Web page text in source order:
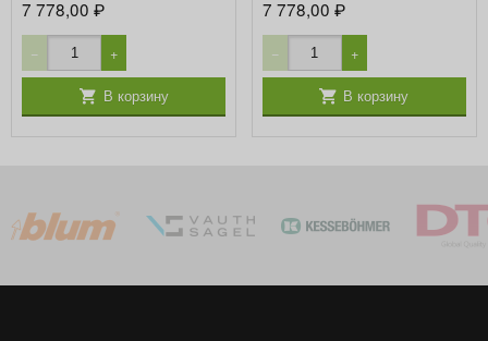
7 778,00₽
− +
В корзину
7 778,00 ₽
− +
В корзину